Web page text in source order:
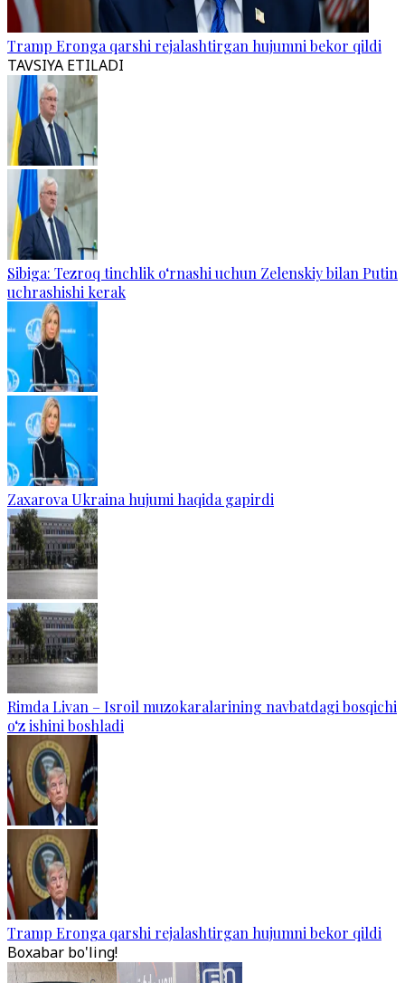
Tramp Eronga qarshi rejalashtirgan hujumni bekor qildi
TAVSIYA ETILADI
Sibiga: Tezroq tinchlik o‘rnashi uchun Zelenskiy bilan Putin
uchrashishi kerak
Zaxarova Ukraina hujumi haqida gapirdi
Rimda Livan – Isroil muzokaralarining navbatdagi bosqichi
o‘z ishini boshladi
Tramp Eronga qarshi rejalashtirgan hujumni bekor qildi
Boxabar bo'ling!